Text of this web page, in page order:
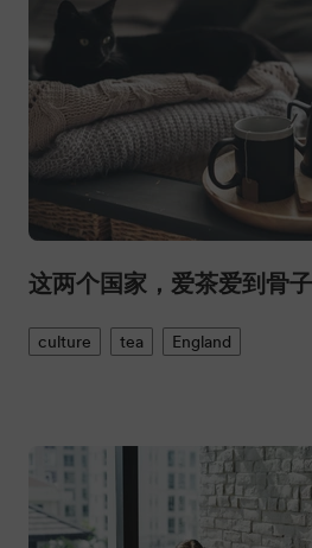
这两个国家，爱茶爱到骨子
culture tea England